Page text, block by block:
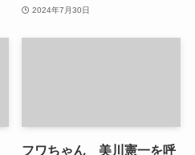
2024年7月30日
フワちゃん 美川憲一を呼